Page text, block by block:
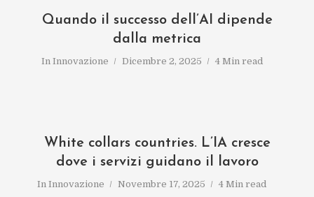
Quando il successo dell’AI dipende
dalla metrica
In Innovazione Dicembre 2, 2025 4 Min read
White collars countries. L’IA cresce
dove i servizi guidano il lavoro
In Innovazione Novembre 17, 2025 4 Min read